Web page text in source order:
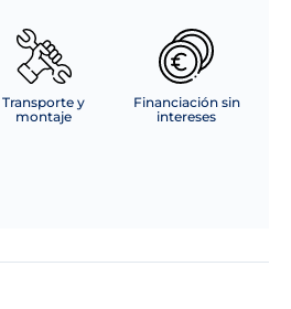
Transporte y
montaje
Financiación sin
intereses